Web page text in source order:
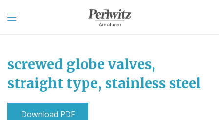
screwed globe valves,
straight type, stainless steel
Download PDF